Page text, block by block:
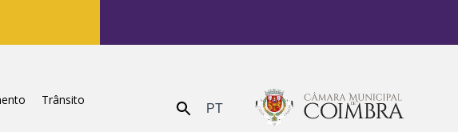
Trânsito
Enviar PT